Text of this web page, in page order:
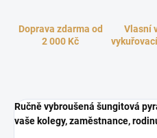
Doprava zdarma od
2 000 Kč
Vlasní
Ručně vybroušená šungitová
vaše kolegy, zaměstnance,